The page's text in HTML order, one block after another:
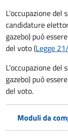
L'occupazione del
candidature
gazebo) può
del voto (Legge
L'occupazione del
gazebo) può
del voto.
Moduli da